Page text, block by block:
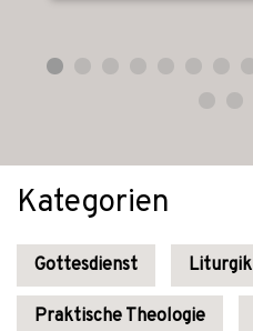
Kategorien
Gottesdienst Liturgik
Praktische Theologie